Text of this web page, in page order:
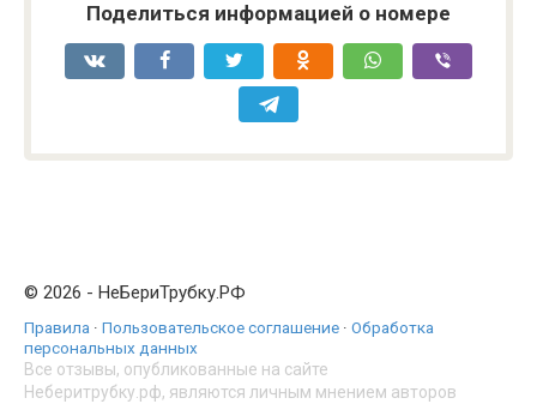
Поделиться информацией о номере
© 2026 - НеБериТрубку.РФ
Правила · Пользовательское соглашение · Обработка
персональных данных
Все отзывы, опубликованные на сайте
Неберитрубку.рф, являются личным мнением авторов